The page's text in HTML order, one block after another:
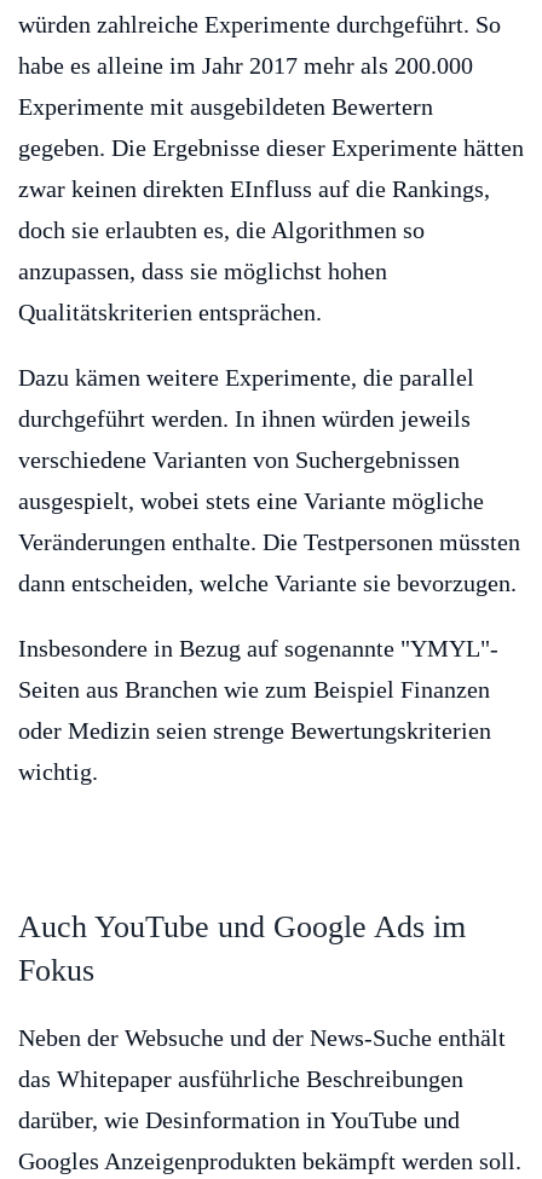
würden zahlreiche Experimente durchgeführt. So
habe es alleine im Jahr 2017 mehr als 200.000
Experimente mit ausgebildeten Bewertern
gegeben. Die Ergebnisse dieser Experimente hätten
zwar keinen direkten EInfluss auf die Rankings,
doch sie erlaubten es, die Algorithmen so
anzupassen, dass sie möglichst hohen
Qualitätskriterien entsprächen.
Dazu kämen weitere Experimente, die parallel
durchgeführt werden. In ihnen würden jeweils
verschiedene Varianten von Suchergebnissen
ausgespielt, wobei stets eine Variante mögliche
Veränderungen enthalte. Die Testpersonen müssten
dann entscheiden, welche Variante sie bevorzugen.
Insbesondere in Bezug auf sogenannte "YMYL"-
Seiten aus Branchen wie zum Beispiel Finanzen
oder Medizin seien strenge Bewertungskriterien
wichtig.
Auch YouTube und Google Ads im
Fokus
Neben der Websuche und der News-Suche enthält
das Whitepaper ausführliche Beschreibungen
darüber, wie Desinformation in YouTube und
Googles Anzeigenprodukten bekämpft werden soll.